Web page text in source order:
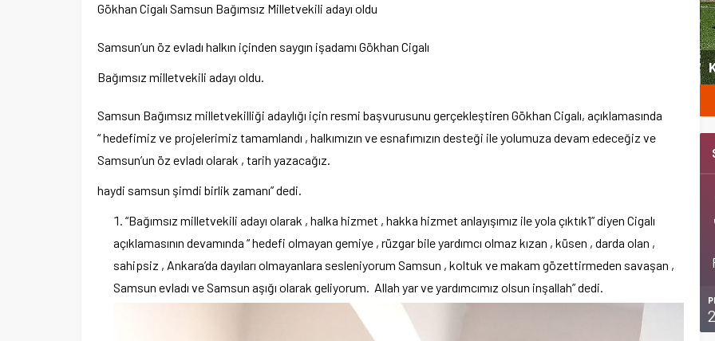
Gökhan Cigalı Samsun Bağımsız Milletvekili adayı oldu
Samsun’un öz evladı halkın içinden saygın işadamı Gökhan Cigalı
Bağımsız milletvekili adayı oldu.
Samsun Bağımsız milletvekilliği adaylığı için resmi başvurusunu gerçekleştiren Gökhan Cigalı, açıklamasında
“ hedefimiz ve projelerimiz tamamlandı , halkımızın ve esnafımızın desteği ile yolumuza devam edeceğiz ve
Samsun’un öz evladı olarak , tarih yazacağız.
haydi samsun şimdi birlik zamanı” dedi.
“Bağımsız milletvekili adayı olarak , halka hizmet , hakka hizmet anlayışımız ile yola çıktık1” diyen Cigalı
açıklamasının devamında “ hedefi olmayan gemiye , rüzgar bile yardımcı olmaz kızan , küsen , darda olan ,
sahipsiz , Ankara’da dayıları olmayanlara sesleniyorum Samsun , koltuk ve makam gözettirmeden savaşan ,
Samsun evladı ve Samsun aşığı olarak geliyorum. Allah yar ve yardımcımız olsun inşallah” dedi.
Ege Üniversitesi Spor Kulübüne yeni